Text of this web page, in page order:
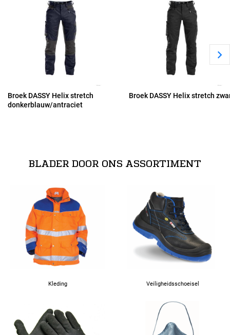
Broek DASSY Helix stretch
donkerblauw/antraciet
Broek DASSY Helix stretch
BLADER DOOR ONS ASSORTIMENT
Kleding Veiligheidsschoeisel